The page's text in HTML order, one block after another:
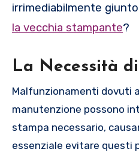
irrimediabilmente
la vecchia stampante?
La Necessità
Malfunzionamenti dovuti
manutenzione possono
stampa necessario,
essenziale evitare questi